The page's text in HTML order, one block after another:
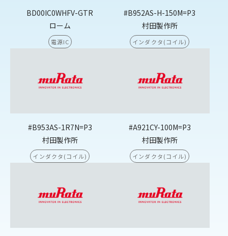
BD00IC0WHFV-GTR
ローム
電源IC
#B952AS-H-150M=P3
村田製作所
インダクタ(コイル)
#B953AS-1R7N=P3
村田製作所
インダクタ(コイル)
#A921CY-100M=P3
村田製作所
インダクタ(コイル)